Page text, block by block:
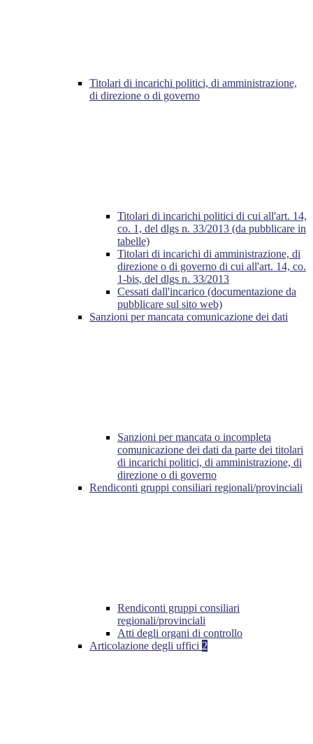
Titolari di incarichi politici, di amministrazione,
di direzione o di governo
Titolari di incarichi politici di cui all'art. 14,
co. 1, del dlgs n. 33/2013 (da pubblicare in
tabelle)
Titolari di incarichi di amministrazione, di
direzione o di governo di cui all'art. 14, co.
1-bis, del dlgs n. 33/2013
Cessati dall'incarico (documentazione da
pubblicare sul sito web)
Sanzioni per mancata comunicazione dei dati
Sanzioni per mancata o incompleta
comunicazione dei dati da parte dei titolari
di incarichi politici, di amministrazione, di
direzione o di governo
Rendiconti gruppi consiliari regionali/provinciali
Rendiconti gruppi consiliari
regionali/provinciali
Atti degli organi di controllo
Articolazione degli uffici 2